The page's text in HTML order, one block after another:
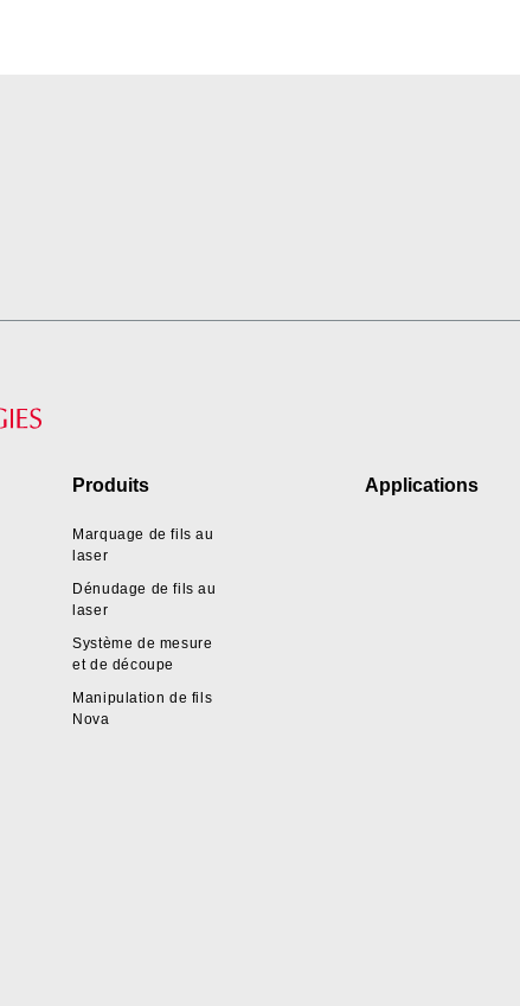
Produits
Marquage de fils au
laser
Dénudage de fils au
laser
Système de mesure
et de découpe
Manipulation de fils
Nova
Applications